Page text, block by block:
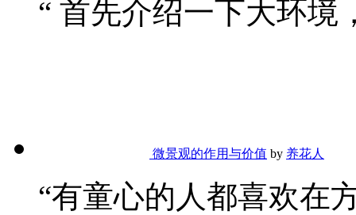
“ 首先介绍一下大环境
微景观的作用与价值 by 养花人
“有童心的人都喜欢在